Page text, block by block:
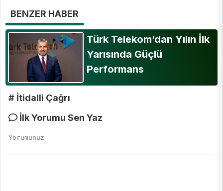
BENZER HABER
Türk Telekom’dan Yılın İlk
Yarısında Güçlü
Performans
# İtidalli Çağrı
İlk Yorumu Sen Yaz